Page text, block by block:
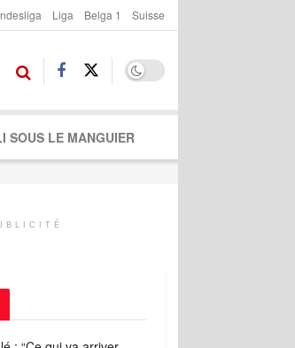
Liga Belga 1 Suisse
SOUS LE MANGUIER